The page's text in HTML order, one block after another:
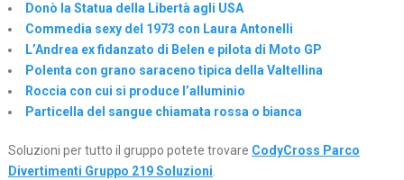
Donò la Statua della Libertà agli USA
Commedia sexy del 1973 con Laura Antonelli
L’Andrea ex fidanzato di Belen e pilota di Moto GP
Polenta con grano saraceno tipica della Valtellina
Roccia con cui si produce l’alluminio
Particella del sangue chiamata rossa o bianca
Soluzioni per tutto il gruppo potete trovare CodyCross Parco
Divertimenti Gruppo 219 Soluzioni.